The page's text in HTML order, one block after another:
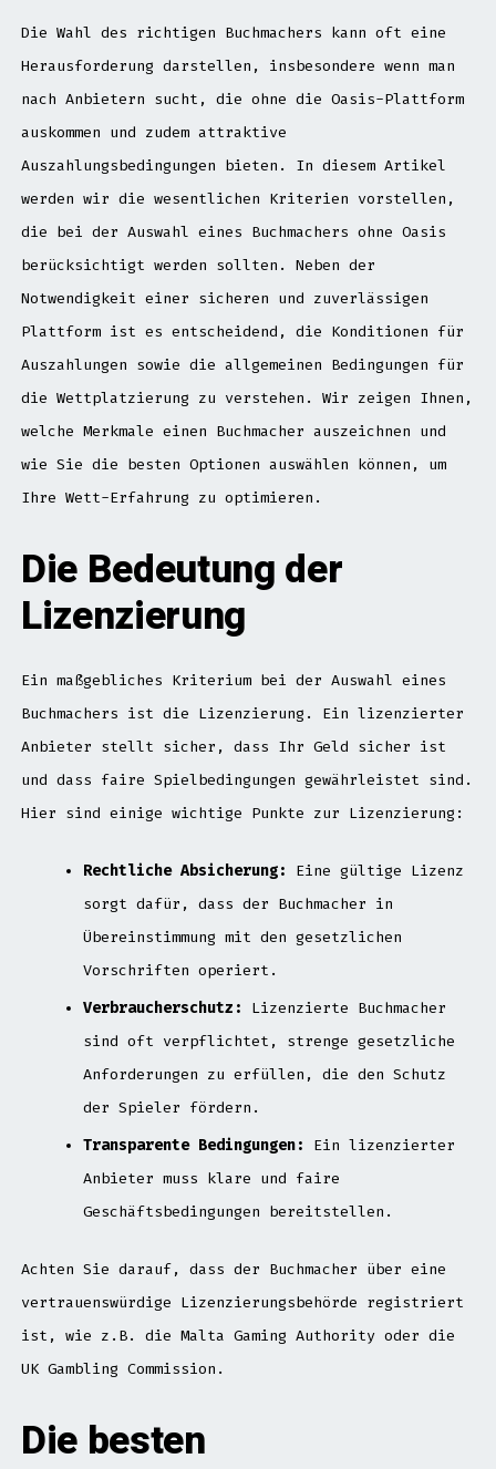
Die Wahl des richtigen Buchmachers kann oft eine
Herausforderung darstellen, insbesondere wenn man
nach Anbietern sucht, die ohne die Oasis-Plattform
auskommen und zudem attraktive
Auszahlungsbedingungen bieten. In diesem Artikel
werden wir die wesentlichen Kriterien vorstellen,
die bei der Auswahl eines Buchmachers ohne Oasis
berücksichtigt werden sollten. Neben der
Notwendigkeit einer sicheren und zuverlässigen
Plattform ist es entscheidend, die Konditionen für
Auszahlungen sowie die allgemeinen Bedingungen für
die Wettplatzierung zu verstehen. Wir zeigen Ihnen,
welche Merkmale einen Buchmacher auszeichnen und
wie Sie die besten Optionen auswählen können, um
Ihre Wett-Erfahrung zu optimieren.
Die Bedeutung der
Lizenzierung
Ein maßgebliches Kriterium bei der Auswahl eines
Buchmachers ist die Lizenzierung. Ein lizenzierter
Anbieter stellt sicher, dass Ihr Geld sicher ist
und dass faire Spielbedingungen gewährleistet sind.
Hier sind einige wichtige Punkte zur Lizenzierung:
Rechtliche Absicherung:
Eine gültige Lizenz
sorgt dafür, dass der Buchmacher in
Übereinstimmung mit den gesetzlichen
Vorschriften operiert.
Verbraucherschutz:
Lizenzierte Buchmacher
sind oft verpflichtet, strenge gesetzliche
Anforderungen zu erfüllen, die den Schutz
der Spieler fördern.
Transparente Bedingungen:
Ein lizenzierter
Anbieter muss klare und faire
Geschäftsbedingungen bereitstellen.
Achten Sie darauf, dass der Buchmacher über eine
vertrauenswürdige Lizenzierungsbehörde registriert
ist, wie z.B. die Malta Gaming Authority oder die
UK Gambling Commission.
Die besten